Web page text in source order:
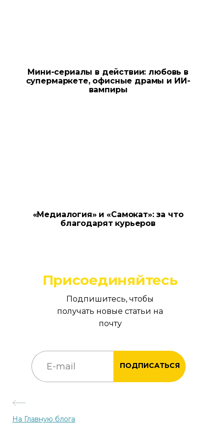
Мини-сериалы в действии: любовь в
супермаркете, офисные драмы и ИИ-
вампиры
«Медиалогия» и «Самокат»: за что
благодарят курьеров
Присоединяйтесь
Подпишитесь, чтобы
получать новые статьи на
почту
ПОДПИСАТЬСЯ
На Главную блога